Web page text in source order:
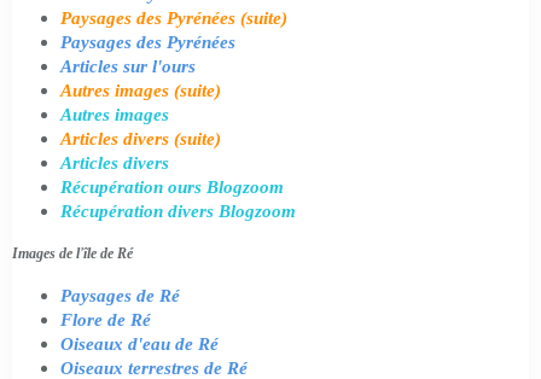
Paysages des Pyrénées (suite)
Paysages des Pyrénées
Articles sur l'ours
Autres images (suite)
Autres images
Articles divers (suite)
Articles divers
Récupération ours Blogzoom
Récupération divers Blogzoom
Images de l'île de Ré
Paysages de Ré
Flore de Ré
Oiseaux d'eau de Ré
Oiseaux terrestres de Ré